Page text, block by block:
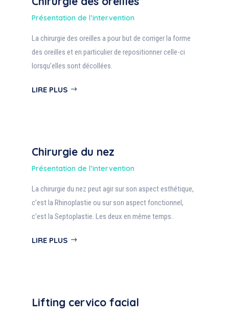
Présentation de l’intervention
La chirurgie des oreilles a pour but de corriger la forme
des oreilles et en particulier de repositionner celle-ci
lorsqu’elles sont décollées.
LIRE PLUS
Chirurgie du nez
Présentation de l’intervention
La chirurgie du nez peut agir sur son aspect esthétique,
c’est la Rhinoplastie ou sur son aspect fonctionnel,
c’est la Septoplastie. Les deux en même temps..
LIRE PLUS
Lifting cervico facial